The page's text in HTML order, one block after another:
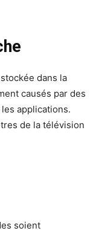
dans la
causés par des
applications.
de la télévision
soient